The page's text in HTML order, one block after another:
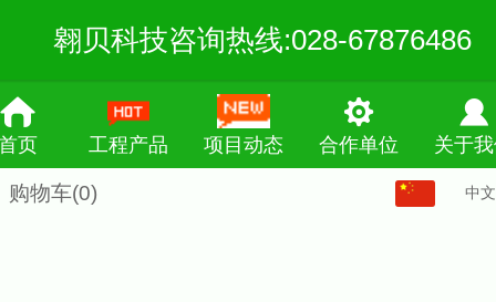
翱贝科技咨询热线:028-67876486
页 工程产品 项目动态 合作单位 关于
购物车(0) 中文